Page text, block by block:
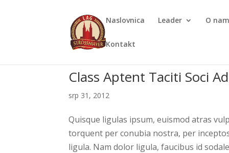
Naslovnica Leader O
Kontakt
Class Aptent Taciti Soci
srp 31, 2012
Quisque ligulas ipsum, euismod atras
torquent per conubia nostra, per
ligula. Nam dolor ligula, faucibus id